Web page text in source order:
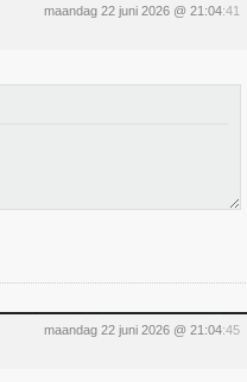
maandag 22 juni 2026 @ 21:04:41
maandag 22 juni 2026 @ 21:04:45